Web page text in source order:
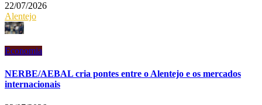
22/07/2026
Alentejo
Economia
NERBE/AEBAL cria pontes entre o Alentejo e os mercados
internacionais